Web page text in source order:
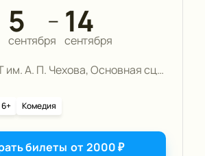
5
сентября
— 14
сентября
Москва, МХТ им. А. П. Чехова, Основная сцена
6+ Комедия
билеты от2000₽